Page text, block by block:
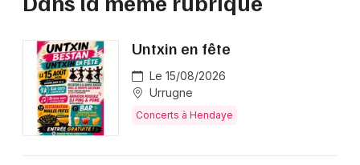
Untxin en fête
Le 15/08/2026
Urrugne
Concerts à Hendaye